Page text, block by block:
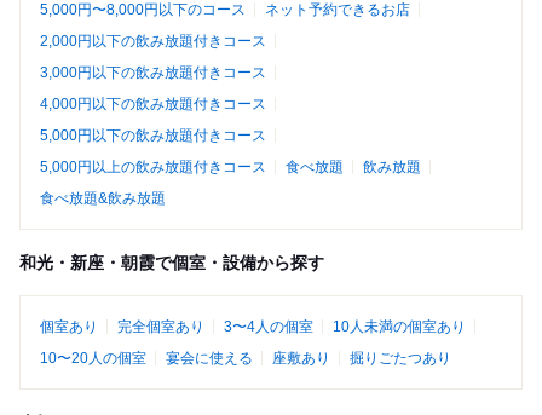
5,000円〜8,000円以下のコース
ネット予約できるお店
2,000円以下の飲み放題付きコース
3,000円以下の飲み放題付きコース
4,000円以下の飲み放題付きコース
5,000円以下の飲み放題付きコース
5,000円以上の飲み放題付きコース
食べ放題
飲み放題
食べ放題&飲み放題
和光・新座・朝霞で個室・設備から探す
個室あり 完全個室あり 3〜4人の個室
10人未満の個室あり
10〜20人の個室
宴会に使える 座敷あり 掘りごたつあり